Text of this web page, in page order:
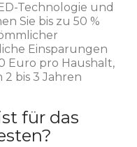
Technologie und
Sie bis zu 50 %
Einsparungen
Euro pro Haushalt,
bis 3 Jahren
für das